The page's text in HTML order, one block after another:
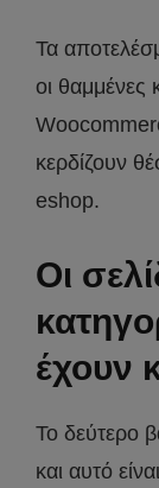
Τα
οι θαμμένες
κερδίζουν
eshop.
Οι
έχουν
Το δεύτερο
και αυτό